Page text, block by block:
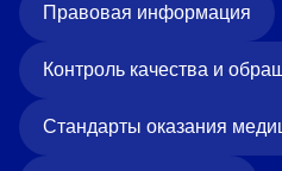
Правовая информация
Контроль качества и
Стандарты оказания